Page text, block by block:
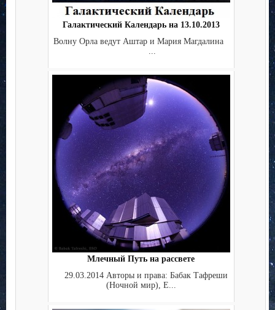
Галактический Календарь на 13.10.2013
Волну Орла ведут Аштар и Мария Магдалина
Млечный Путь на рассвете
29.03.2014 Авторы и права: Бабак Тафреши
(Ночной мир), Е...